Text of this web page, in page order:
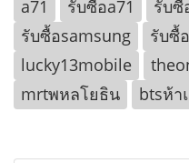
a71 รับซื้อa71 รับซื้
รับซื้อsamsung
รับซื้
lucky13mobile
mrtพหลโยธิน
btsห้า